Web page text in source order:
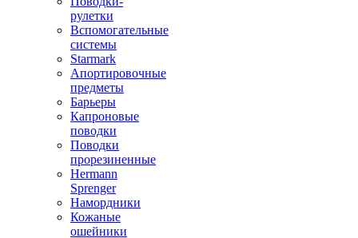
рулетки
Вспомогательные
системы
Starmark
Апортировочные
предметы
Барьеры
Капроновые
поводки
Поводки
прорезиненные
Hermann
Sprenger
Намордники
Кожаные
ошейники